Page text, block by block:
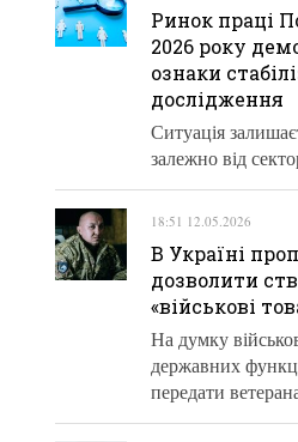
Ринок праці
2026 року
ознаки
дослідження
Ситуація
залежно від
18:51 12.05.2026
В Україні
дозволити
«військові
На думку
державних
передати